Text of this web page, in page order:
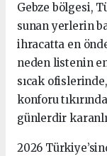
Gebze bölgesi,
sunan yerlerin
ihracatta en
neden listenin
sıcak
konforu
günlerdir
2026